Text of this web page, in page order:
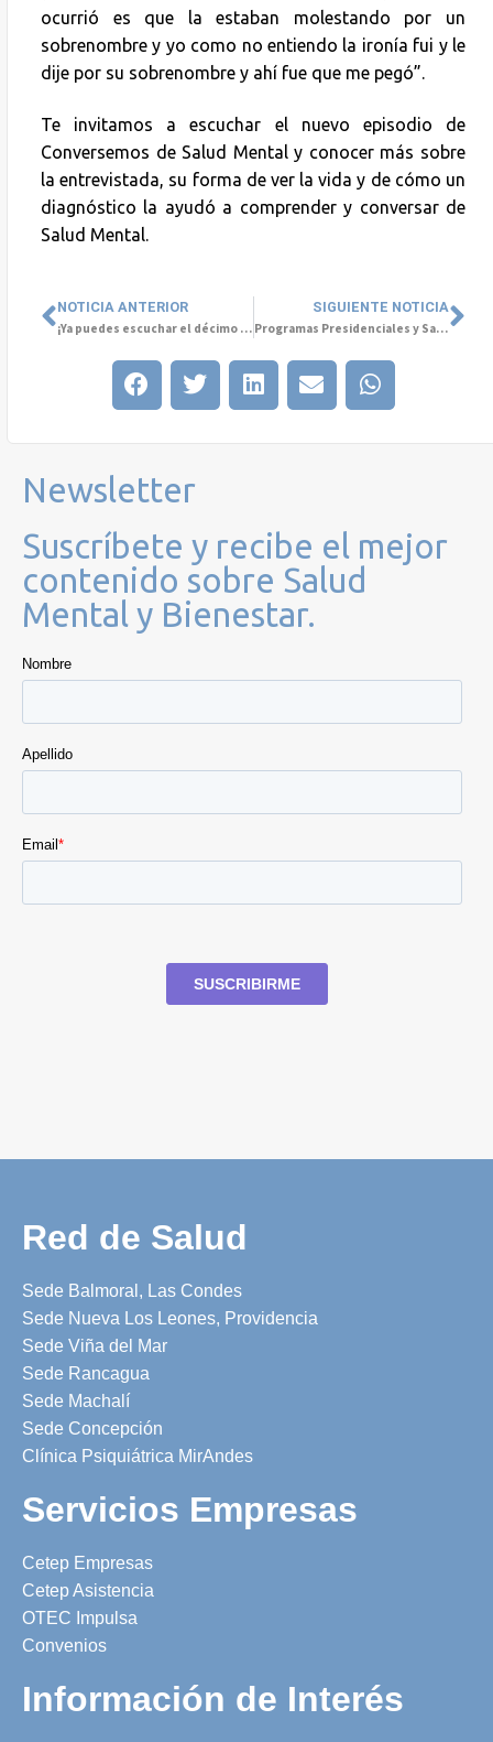
ocurrió es que la estaban molestando por un
sobrenombre y yo como no entiendo la ironía fui y le
dije por su sobrenombre y ahí fue que me pegó”.
Te invitamos a escuchar el nuevo episodio de
Conversemos de Salud Mental y conocer más sobre
la entrevistada, su forma de ver la vida y de cómo un
diagnóstico la ayudó a comprender y conversar de
Salud Mental.
NOTICIA ANTERIOR
¡Ya puedes escuchar el décimo episodio del podcast “Conversemos de Salud Mental”!
SIGUIENTE NOTICIA
Programas Presidenciales y Salud Mental
Newsletter
Suscríbete y recibe el mejor
contenido sobre Salud
Mental y Bienestar.
Red de Salud
Sede Balmoral, Las Condes
Sede Nueva Los Leones, Providencia
Sede Viña del Mar
Sede Rancagua
Sede Machalí
Sede Concepción
Clínica Psiquiátrica MirAndes
Servicios Empresas
Cetep Empresas
Cetep Asistencia
OTEC Impulsa
Convenios
Información de Interés